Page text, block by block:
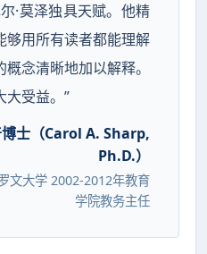
·莫泽独具天赋。他精
够用所有读者都能理解
念清晰地加以解释。
大受益。”
士（Carol A. Sharp,
Ph.D.）
文大学 2002-2012年教育
学院教务主任